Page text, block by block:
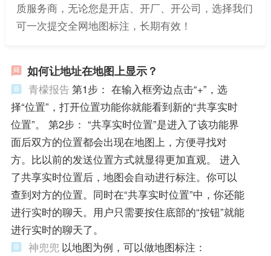
质服务商，无论您是开店、开厂、开公司，选择我们
可一次提交全网地图标注，长期有效！
如何让地址在地图上显示？
青檬报告第1步： 在输入框旁边点击“+”，选
择“位置”，打开位置功能你就能看到新的“共享实时
位置”。 第2步： “共享实时位置”是进入了该功能界
面后双方的位置都会出现在地图上，方便寻找对
方。比以前的发送位置方式就显得更加直观。 进入
了共享实时位置后，地图会自动进行标注。你可以
查到对方的位置。同时在“共享实时位置”中，你还能
进行实时的聊天。用户只需要按住底部的“按钮”就能
进行实时的聊天了。
神兜兜 以地图为例，可以做地图标注：